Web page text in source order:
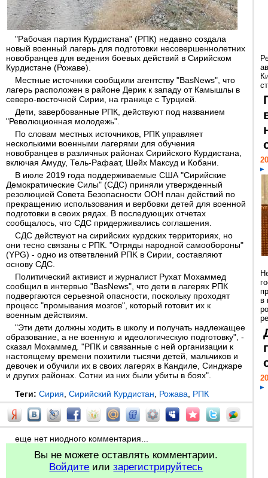
"Рабочая партия Курдистана" (РПК) недавно создала
новый военный лагерь для подготовки несовершеннолетних
новобранцев для ведения боевых действий в Сирийском
Курдистане (Рожаве).
Местные источники сообщили агентству "BasNews", что
лагерь расположен в районе Дерик к западу от Камышлы в
северо-восточной Сирии, на границе с Турцией.
Дети, завербованные РПК, действуют под названием
"Революционная молодежь".
По словам местных источников, РПК управляет
несколькими военными лагерями для обучения
новобранцев в различных районах Сирийского Курдистана,
включая Амуду, Тель-Рафаат, Шейх Максуд и Кобани.
В июле 2019 года поддерживаемые США "Сирийские
Демократические Силы" (СДС) приняли утвержденный
резолюцией Совета Безопасности ООН план действий по
прекращению использования и вербовки детей для военной
подготовки в своих рядах. В последующих отчетах
сообщалось, что СДС придерживались соглашения.
СДС действуют на сирийских курдских территориях, но
они тесно связаны с РПК. "Отряды народной самообороны"
(YPG) - одно из ответвлений PПK в Сирии, составляют
основу СДС.
Политический активист и журналист Рухат Мохаммед
сообщил в интервью "BasNews", что дети в лагерях РПК
подвергаются серьезной опасности, поскольку проходят
процесс "промывания мозгов", который готовит их к
военным действиям.
"Эти дети должны ходить в школу и получать надлежащее
образование, а не военную и идеологическую подготовку", -
сказал Мохаммед. "РПК и связанные с ней организации к
настоящему времени похитили тысячи детей, мальчиков и
девочек и обучили их в своих лагерях в Кандиле, Синджаре
и других районах. Сотни из них были убиты в боях".
Теги: Сирия Сирийский Курдистан Рожава РПК
еще нет ниодного комментария...
Вы не можете оставлять комментарии.
Войдите илизарегистрируйтесь
в